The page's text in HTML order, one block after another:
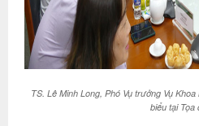
TS. Lê Minh Long, Phó Vụ trưởng Vụ
biểu tại Tọa